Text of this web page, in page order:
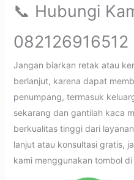
📞 Hubungi
082126916512
Jangan biarkan retak atau
berlanjut, karena dapat
penumpang, termasuk
sekarang dan gantilah kaca
berkualitas tinggi dari
lanjut atau konsultasi gratis,
kami menggunakan tombol di